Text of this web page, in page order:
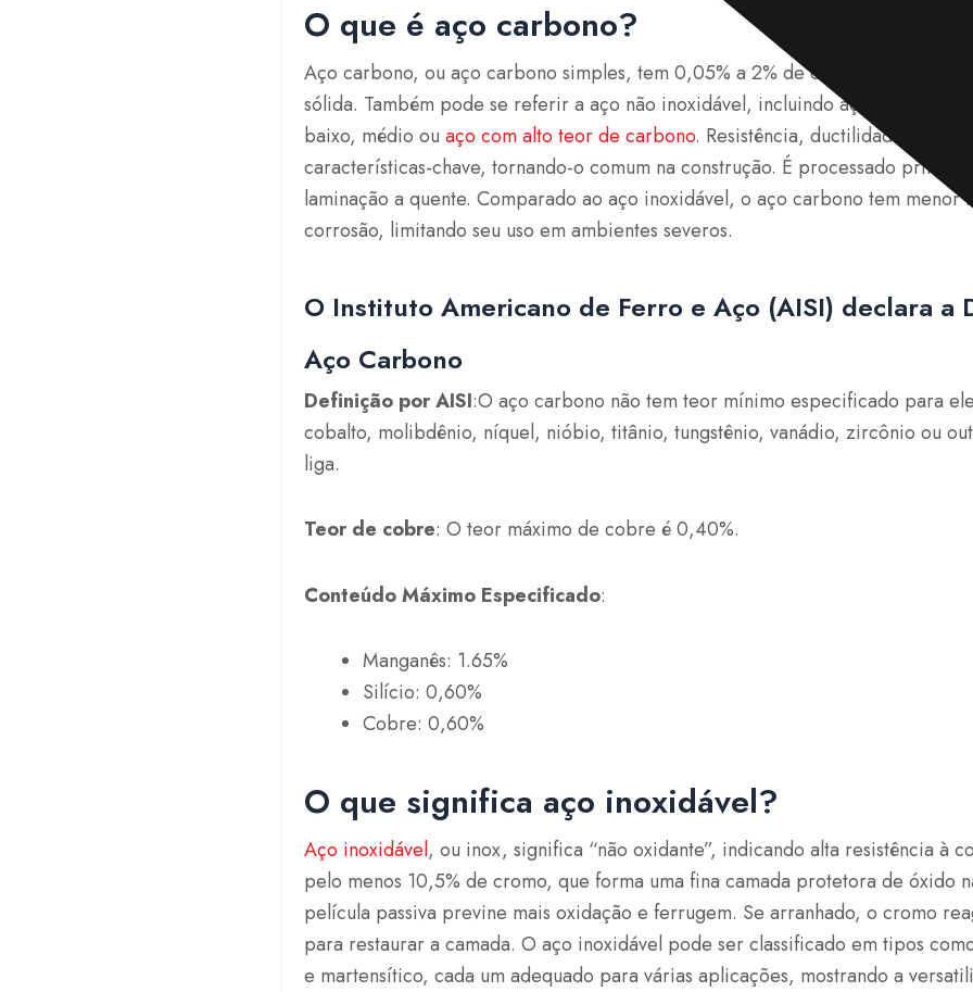
O que é aço carbono?
Aço carbono, ou aço carbono simples, tem 0,05% a 2% de carbono e ferro,
sólida. Também pode se referir a aço não inoxidável, incluindo aço de liga. É
baixo, médio ouaço com alto teor de carbono. Resistência, ductilidade e
características-chave, tornando-o comum na construção. É processado
laminação a quente. Comparado ao aço inoxidável, o aço carbono tem menor
corrosão, limitando seu uso em ambientes severos.
O Instituto Americano de Ferro e Aço (AISI) declara a
Aço Carbono
Definição por AISI:O aço carbono não tem teor mínimo especificado para
cobalto, molibdênio, níquel, nióbio, titânio, tungstênio, vanádio, zircônio ou
liga.
Teor de cobre: O teor máximo de cobre é 0,40%.
Conteúdo Máximo Especificado:
Manganês: 1.65%
Silício: 0,60%
Cobre: 0,60%
O que significa aço inoxidável?
Aço inoxidável, ou inox, significa “não oxidante”, indicando alta resistência à
pelo menos 10,5% de cromo, que forma uma fina camada protetora de óxido
película passiva previne mais oxidação e ferrugem. Se arranhado, o cromo
para restaurar a camada. O aço inoxidável pode ser classificado em tipos
e martensítico, cada um adequado para várias aplicações, mostrando a